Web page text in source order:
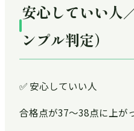
安心していい人
ンプル判定）
✅ 安心していい人
合格点が37〜38点に上が